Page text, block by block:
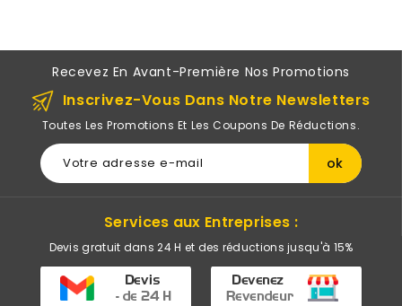
Recevez En Avant-Première Nos Promotions
Inscrivez-Vous Dans Notre Newsletters
Toutes Les Promotions Et Les Coupons De Réductions.
Services aux Entreprises :
Devis gratuit dans 24 H et des réductions jusqu'à 15%